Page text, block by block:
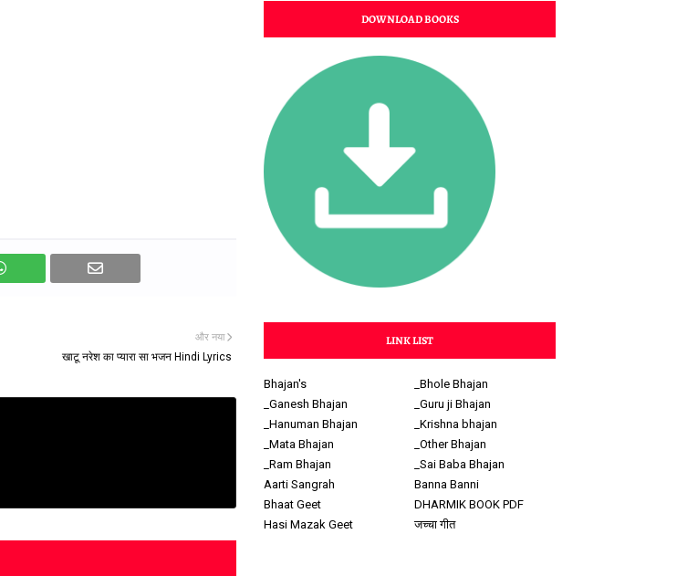
और नया
खाटू नरेश का प्यारा सा भजन Hindi Lyrics
DOWNLOAD BOOKS
LINK LIST
Bhajan's
_Bhole Bhajan
_Ganesh Bhajan
_Guru ji Bhajan
_Hanuman Bhajan
_Krishna bhajan
_Mata Bhajan
_Other Bhajan
_Ram Bhajan
_Sai Baba Bhajan
Aarti Sangrah
Banna Banni
Bhaat Geet
DHARMIK BOOK PDF
Hasi Mazak Geet
जच्चा गीत